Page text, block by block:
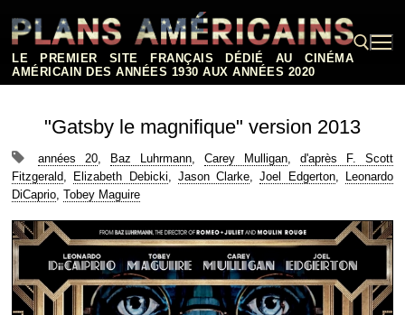
contenu
LE PREMIER SITE FRANÇAIS DÉDIÉ AU CINÉMA
AMÉRICAIN DES ANNÉES 1930 AUX ANNÉES 2020
Rechercher :
"Gatsby le magnifique" version 2013
années 20, Baz Luhrmann, Carey Mulligan, d'après F. Scott
Fitzgerald, Elizabeth Debicki, Jason Clarke,Joel Edgerton,
Leonardo
DiCaprio, Tobey Maguire